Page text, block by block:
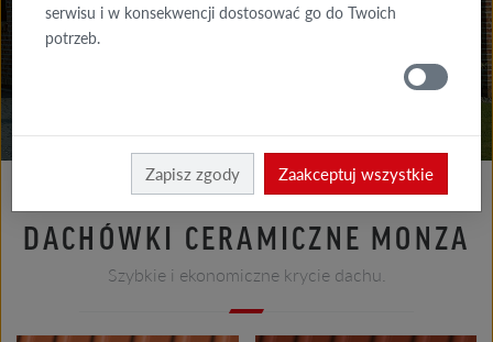
GDZIE
DACHÓWKI CERAMICZNE MONZA
Szybkie i ekonomiczne krycie dachu.
serwisu i w konsekwencji dostosować go do Twoich
potrzeb.
Zapisz zgody Zaakceptuj wszystkie